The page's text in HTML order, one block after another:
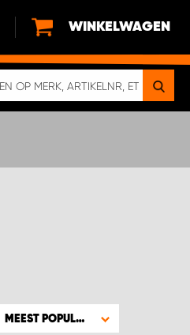
WINKELWAGEN
MEEST POPULAIR